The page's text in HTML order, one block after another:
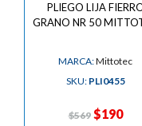
PLIEGO LIJA
GRANO NR 50
MARCA:Mittotec
SKU: PLI0455
$569 $190